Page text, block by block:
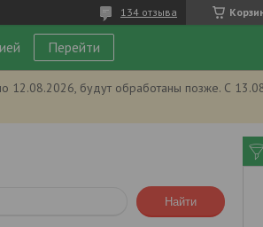
134 отзыва
Перейти
12.08.2026, будут обработаны позже. С
Найти